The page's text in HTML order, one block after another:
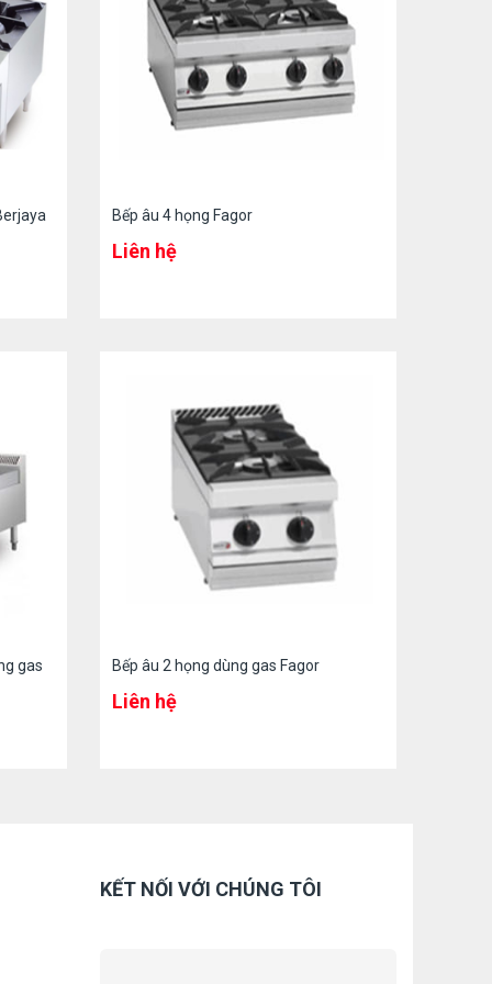
Bếp âu 4 họng Fagor
Liên hệ
gas Bếp âu 2 họng dùng gas Fagor
Liên hệ
KẾT NỐI VỚI CHÚNG TÔI